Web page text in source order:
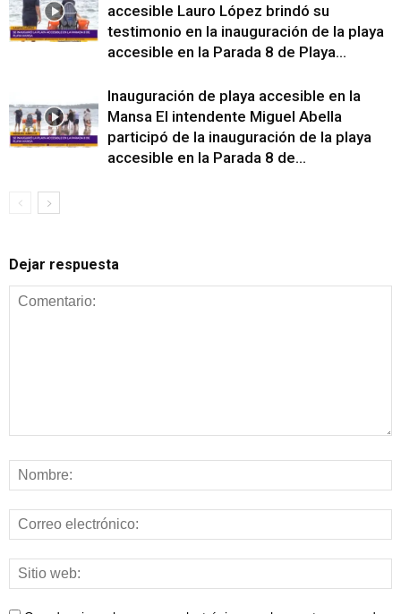
accesible Lauro López brindó su
testimonio en la inauguración de la playa
accesible en la Parada 8 de Playa...
Inauguración de playa accesible en la
Mansa El intendente Miguel Abella
participó de la inauguración de la playa
accesible en la Parada 8 de...
Dejar respuesta